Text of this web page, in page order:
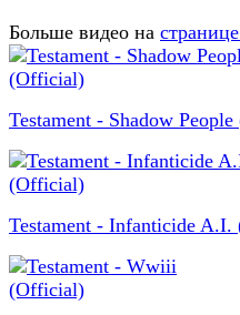
Больше видео на
Testament - Shadow
Testament - Infanticide